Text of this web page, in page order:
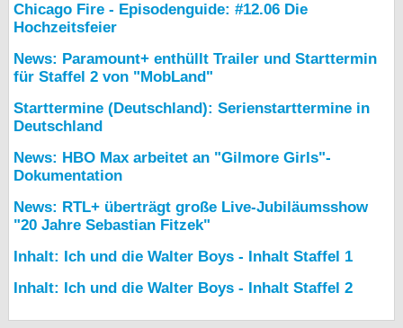
Chicago Fire - Episodenguide: #12.06 Die
Hochzeitsfeier
News: Paramount+ enthüllt Trailer und Starttermin
für Staffel 2 von "MobLand"
Starttermine (Deutschland): Serienstarttermine in
Deutschland
News: HBO Max arbeitet an "Gilmore Girls"-
Dokumentation
News: RTL+ überträgt große Live-Jubiläumsshow
"20 Jahre Sebastian Fitzek"
Inhalt: Ich und die Walter Boys - Inhalt Staffel 1
Inhalt: Ich und die Walter Boys - Inhalt Staffel 2